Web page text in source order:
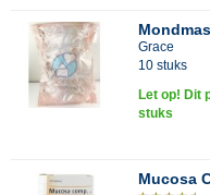
Grace
10 stuks
Let op! Dit
stuks
Mucosa